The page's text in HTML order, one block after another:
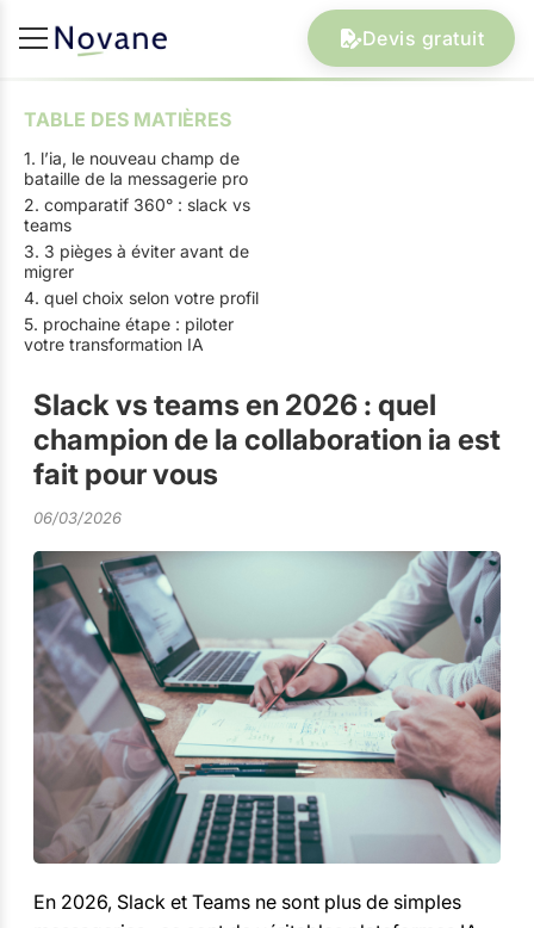
Devis gratuit
TABLE DES MATIÈRES
1. l’ia, le nouveau champ de
bataille de la messagerie pro
2. comparatif 360° : slack vs
teams
3. 3 pièges à éviter avant de
migrer
4. quel choix selon votre profil
5. prochaine étape : piloter
votre transformation IA
Slack vs teams en 2026 : quel
champion de la collaboration ia est
fait pour vous
06/03/2026
En 2026, Slack et Teams ne sont plus de simples